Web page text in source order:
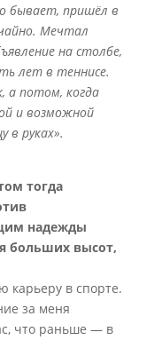
бывает, пришёл в
Мечтал
на столбе,
лет в теннисе.
а потом, когда
и возможной
в руках».
тогда
надежды
больших высот,
карьеру в спорте.
за меня
что раньше — в